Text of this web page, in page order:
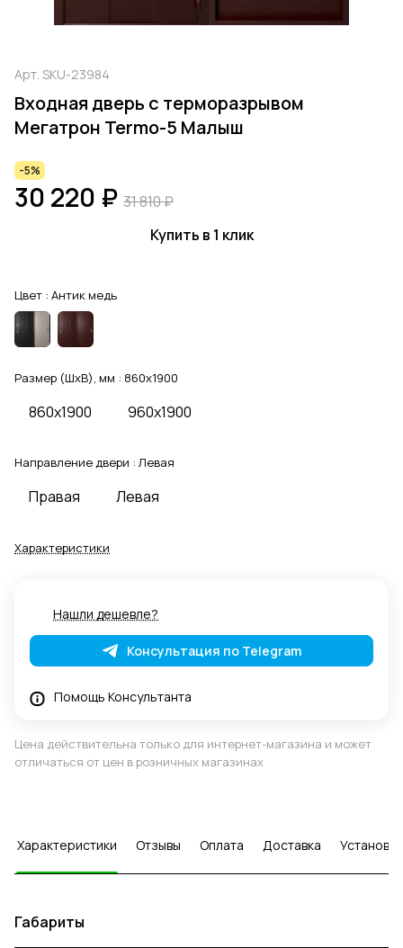
Арт. SKU-23984
Входная дверь с терморазрывом
Мегатрон Termo-5 Малыш
-5%
30 220 ₽ 31 810 ₽
Купить в 1 клик
Цвет : Антик медь
Размер (ШхВ), мм : 860x1900
860x1900 960x1900
Направление двери : Левая
Правая Левая
Характеристики
Нашли дешевле?
Консультация по Telegram
Помощь Консультанта
Цена действительна только для интернет-магазина и может
отличаться от цен в розничных магазинах
Характеристики Отзывы Оплата Доставка Установка
Габариты